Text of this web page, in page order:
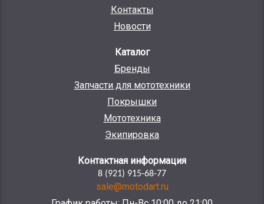
Контакты
Новости
Каталог
Бренды
Запчасти для мототехники
Покрышки
Мототехника
Экипировка
Контактная информация
8 (921) 915-68-77
sale@motodart.ru